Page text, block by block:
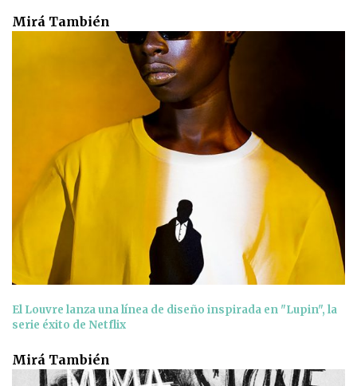
Mirá También
El Louvre lanza una línea de diseño inspirada en "Lupin", la
serie éxito de Netflix
Mirá También